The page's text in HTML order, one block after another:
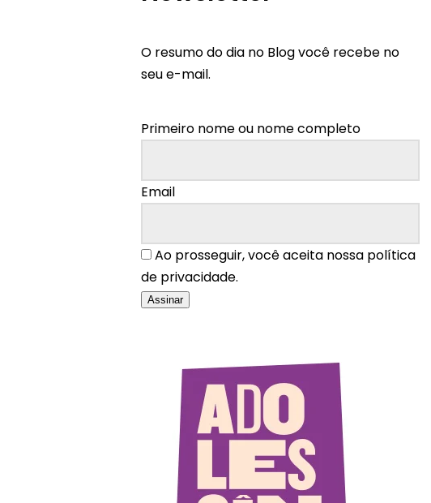
O resumo do dia no Blog você recebe no
seu e-mail.
Primeiro nome ou nome completo
Email
Ao prosseguir, você aceita nossa política
de privacidade.